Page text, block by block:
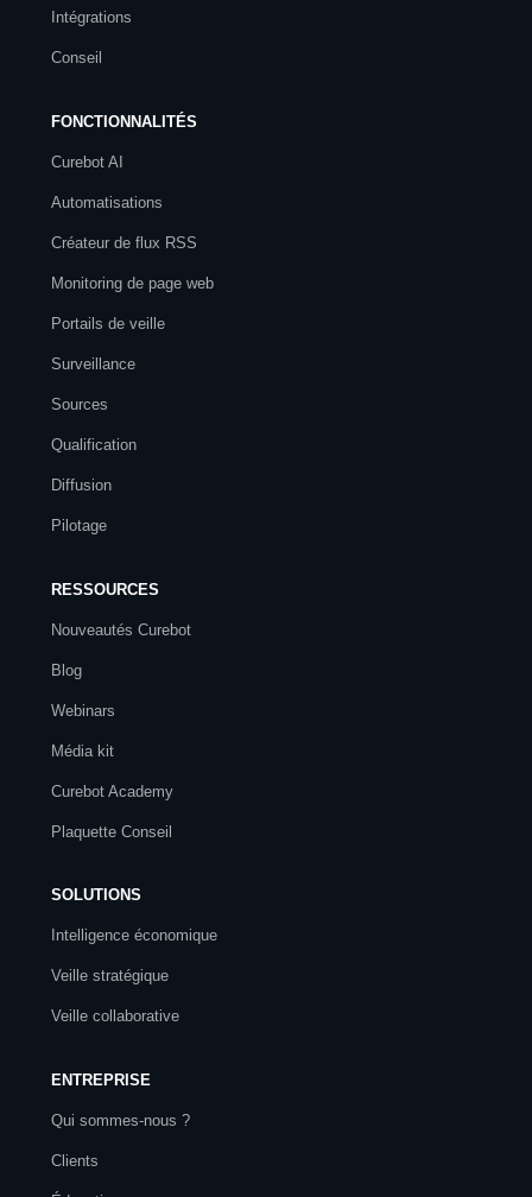
Intégrations
Conseil
FONCTIONNALITÉS
Curebot AI
Automatisations
Créateur de flux RSS
Monitoring de page web
Portails de veille
Surveillance
Sources
Qualification
Diffusion
Pilotage
RESSOURCES
Nouveautés Curebot
Blog
Webinars
Média kit
Curebot Academy
Plaquette Conseil
SOLUTIONS
Intelligence économique
Veille stratégique
Veille collaborative
ENTREPRISE
Qui sommes-nous ?
Clients